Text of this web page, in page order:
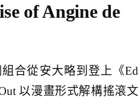
of Angine de
合從安大略到登上《Ed
以漫畫形式解構搖滾文